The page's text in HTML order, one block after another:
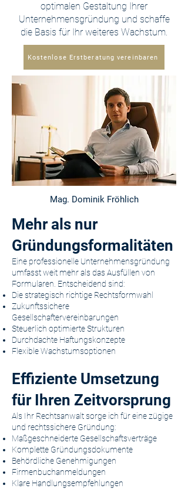
optimalen Gestaltung Ihrer
Unternehmensgründung und schaffe
die Basis für Ihr weiteres Wachstum.
Kostenlose Erstberatung vereinbaren
Mag. Dominik Fröhlich
Mehr als nur
Gründungsformalitäten
Eine professionelle Unternehmensgründung
umfasst weit mehr als das Ausfüllen von
Formularen. Entscheidend sind:
Die strategisch richtige Rechtsformwahl
Zukunftssichere
Gesellschaftervereinbarungen
Steuerlich optimierte Strukturen
Durchdachte Haftungskonzepte
Flexible Wachstumsoptionen
Effiziente Umsetzung
für Ihren Zeitvorsprung
Als Ihr Rechtsanwalt sorge ich für eine zügige
und rechtssichere Gründung:
Maßgeschneiderte Gesellschaftsverträge
Komplette Gründungsdokumente
Behördliche Genehmigungen
Firmenbuchanmeldungen
Klare Handlungsempfehlungen